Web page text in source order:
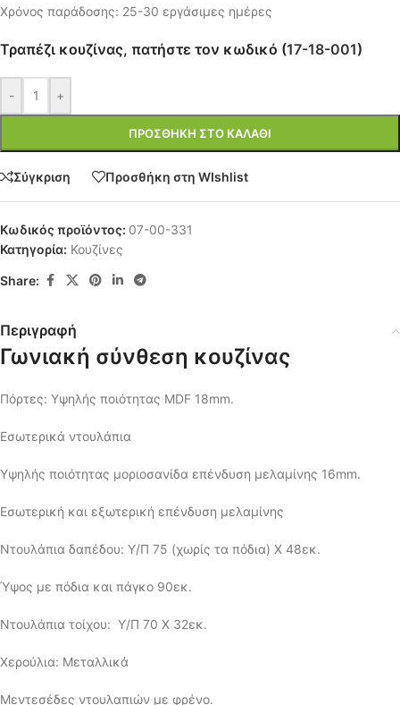
Χρόνος παράδοσης: 25-30 εργάσιμες ημέρες
Τραπέζι κουζίνας, πατήστε τον κωδικό (17-18-001)
- +
ΠΡΟΣΘΉΚΗ ΣΤΟ ΚΑΛΆΘΙ
Σύγκριση Προσθήκη στη WIshlist
Κωδικός προϊόντος: 07-00-331
Κατηγορία: Κουζίνες
Share:
Περιγραφή
Γωνιακή σύνθεση κουζίνας
Πόρτες: Υψηλής ποιότητας MDF 18mm.
Εσωτερικά ντουλάπια
Υψηλής ποιότητας μοριοσανίδα επένδυση μελαμίνης 16mm.
Εσωτερική και εξωτερική επένδυση μελαμίνης
Ντουλάπια δαπέδου: Υ/Π 75 (χωρίς τα πόδια) Χ 48εκ.
Ύψος με πόδια και πάγκο 90εκ.
Ντουλάπια τοίχου: Υ/Π 70 Χ 32εκ.
Χερούλια: Μεταλλικά
Μεντεσέδες ντουλαπιών με φρένο.